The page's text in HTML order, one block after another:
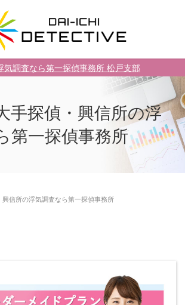
気調査なら第一探偵事務所 松戸支部
手探偵・興信所の浮
第一探偵事務所
信所の浮気調査なら第一探偵事務所